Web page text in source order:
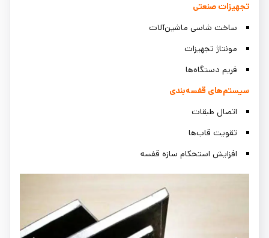
تجهیزات صنعتی
ساخت شاسی ماشین‌آلات
مونتاژ تجهیزات
فریم دستگاه‌ها
سیستم‌های قفسه‌بندی
اتصال طبقات
تقویت قاب‌ها
افزایش استحکام سازه قفسه